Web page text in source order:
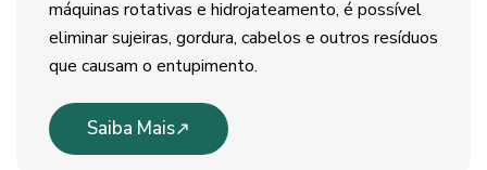
máquinas rotativas e hidrojateamento, é possível
eliminar sujeiras, gordura, cabelos e outros resíduos
que causam o entupimento.
Saiba Mais